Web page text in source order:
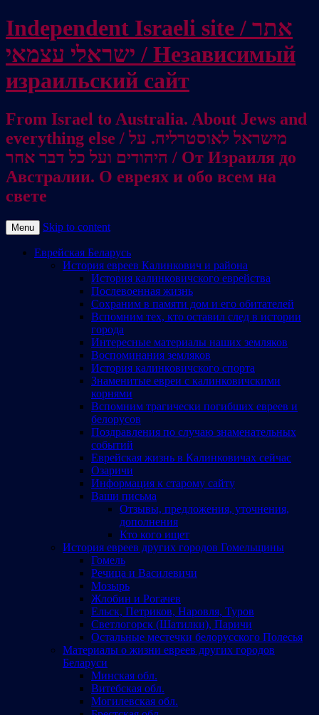
Independent Israeli site / אתר
ישראלי עצמאי / Независимый
израильский сайт
From Israel to Australia. About Jews and
everything else / מישראל לאוסטרליה. על
היהודים ועל כל דבר אחר / От Израиля до
Австралии. О евреях и обо всем на
свете
Menu Skip to content
Еврейская Беларусь
История евреев Калинкович и района
История калинковичского еврейства
Послевоенная жизнь
Сохраним в памяти дом и его обитателей
Вспомним тех, кто оставил след в истории
города
Интересные материалы наших земляков
Воспоминания земляков
История калинковичского спорта
Знаменитые евреи с калинковичскими
корнями
Вспомним трагически погибших евреев и
белорусов
Поздравления по случаю знаменательных
событий
Еврейская жизнь в Калинковичах сейчас
Озаричи
Информация к старому сайту
Ваши письма
Отзывы, предложения, уточнения,
дополнения
Кто кого ищет
История евреев других городов Гомельщины
Гомель
Речица и Василевичи
Мозырь
Жлобин и Рогачев
Ельск, Петриков, Наровля, Туров
Светлогорск (Шатилки), Паричи
Остальные местечки белорусского Полесья
Материалы о жизни евреев других городов
Беларуси
Минская обл.
Витебская обл.
Могилевская обл.